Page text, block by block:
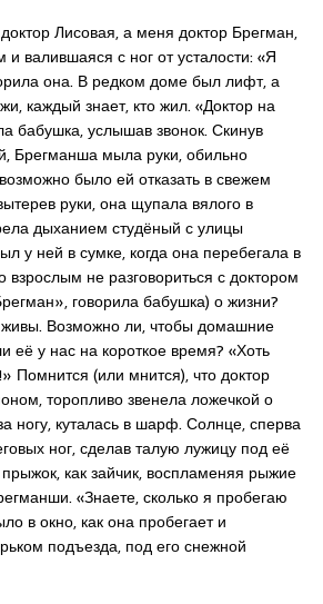
Лисовая, а меня доктор Брегман,
валившаяся с ног от усталости: «Я
она. В редком доме был лифт, а
каждый знает, кто жил. «Доктор на
бабушка, услышав звонок. Скинув
Брегманша мыла руки, обильно
было ей отказать в свежем
руки, она щупала вялого в
дыханием студёный с улицы
у ней в сумке, когда она перебегала в
не разговориться с доктором
говорила бабушка) о жизни?
живы. Возможно ли, чтобы домашние
её у нас на короткое время? «Хоть
Помнится (или мнится), что доктор
торопливо звенела ложечкой о
ногу, куталась в шарф. Солнце, сперва
ног, сделав талую лужицу под её
как зайчик, воспламеняя рыжие
«Знаете, сколько я пробегаю
в окно, как она пробегает и
подъезда, под его снежной